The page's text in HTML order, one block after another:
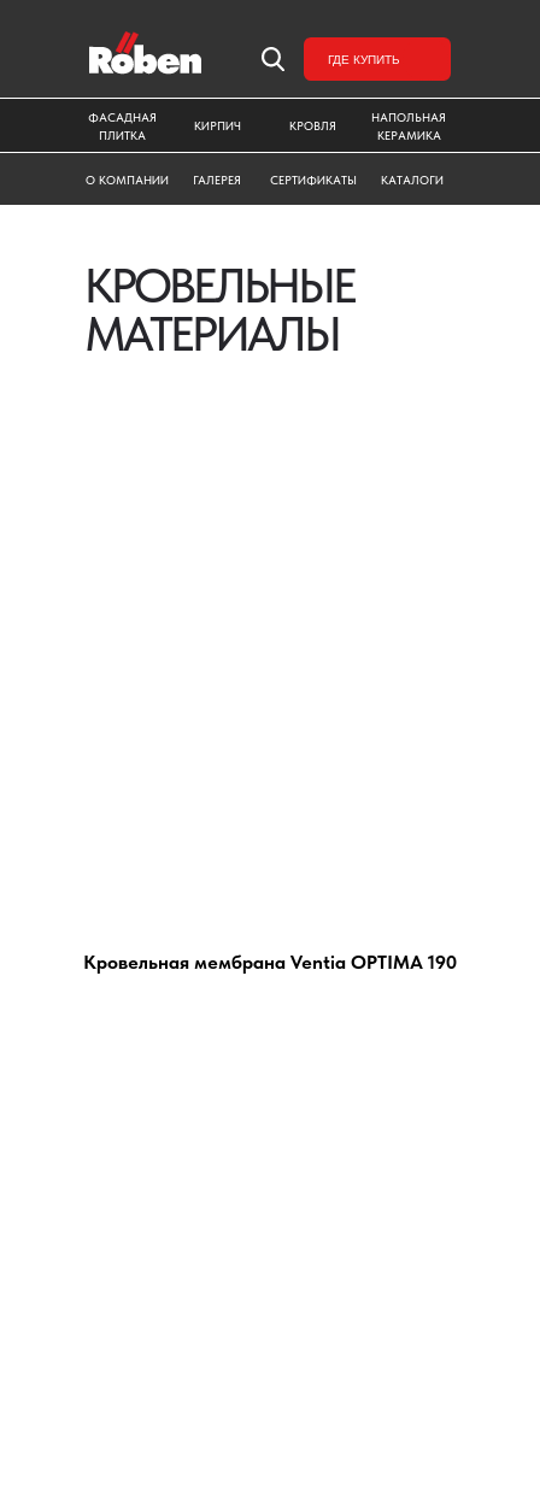
КРОВЛЯ
КИРПИЧ
ФАСАДНАЯ
ПЛИТКА
НАПОЛЬНАЯ
КЕРАМИКА
ГАЛЕРЕЯ КАТАЛОГИ
О КОМПАНИИ СЕРТИФИКАТЫ
ГДЕ КУПИТЬ
КРОВЕЛЬНЫЕ
МАТЕРИАЛЫ
Кровельная мембрана Ventia OPTIMA 190